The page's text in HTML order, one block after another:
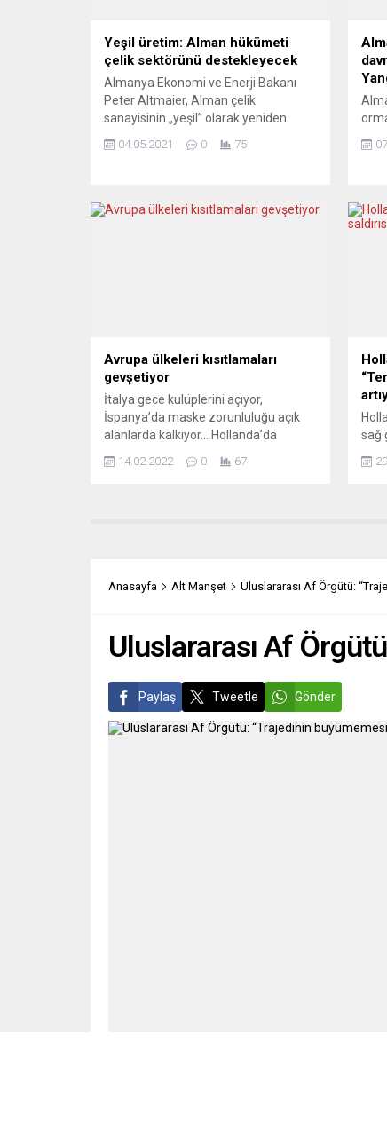
Yeşil üretim: Alman hükümeti
çelik sektörünü destekleyecek
Almanya Ekonomi ve Enerji Bakanı
Peter Altmaier, Alman çelik
sanayisinin „yeşil” olarak yeniden
söyledi. Peter Altmaier, çelik sektörü
“yeşil üretimde” Alman çelik
04.05.2021 0 75
Avrupa ülkeleri kısıtlamaları
gevşetiyor
İtalya gece kulüplerini açıyor,
İspanya’da maske zorunluluğu açık
alanlarda kalkıyor… Hollanda’da
kalacak. Avrupa’da kısıtlamalar adım
görülmediğini vurgulayan Başbakan
14.02.2022 0 67
sağ
Anasayfa Alt Manşet Uluslararası Af Örgütü:
Uluslararası Af
Paylaş Tweetle Gönder